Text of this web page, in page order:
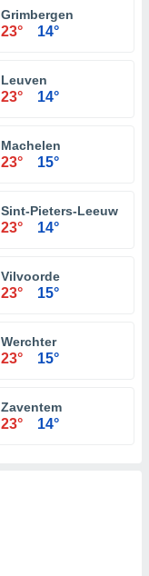
Grimbergen
23° 14°
Leuven
23° 14°
Machelen
23° 15°
Sint-Pieters-Leeuw
23° 14°
Vilvoorde
23° 15°
Werchter
23° 15°
Zaventem
23° 14°